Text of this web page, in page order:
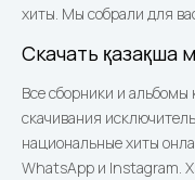
хиты. Мы собрали для
Скачать қазақша
Все сборники и альбомы
скачивания
национальные хиты
WhatsApp и Instagram.